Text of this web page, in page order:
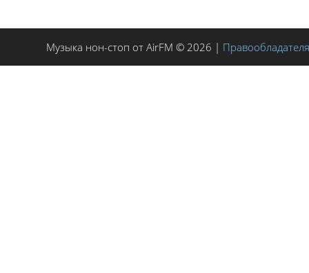
Музыка нон-стоп от AirFM © 2026 |